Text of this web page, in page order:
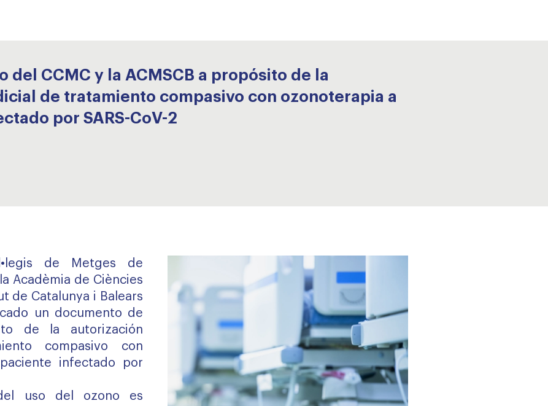
del CCMC y la ACMSCB a propósito de la
de tratamiento compasivo con ozonoterapia a
por SARS-CoV-2
de Metges de
Acadèmia de Ciències
de Catalunya i Balears
un documento de
de la autorización
compasivo con
infectado por
uso del ozono es